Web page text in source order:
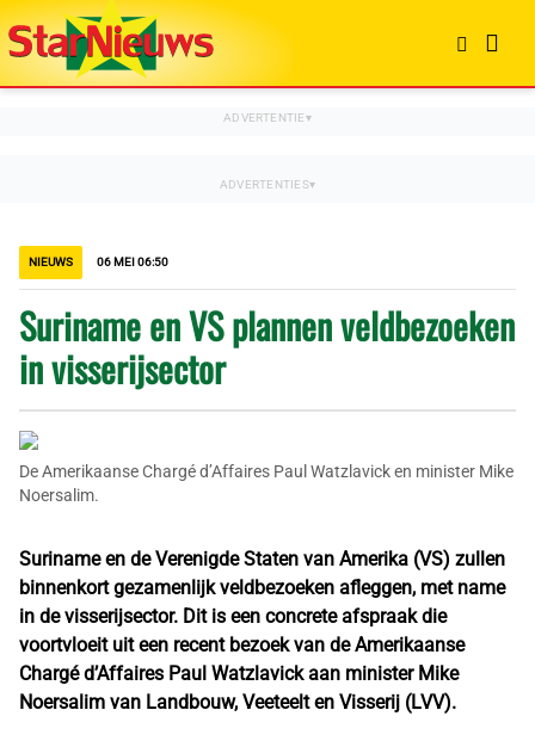
NIEUWS 06 MEI 06:50
Suriname en VS plannen veldbezoeken
in visserijsector
De Amerikaanse Chargé d’Affaires Paul Watzlavick en minister Mike
Noersalim.
Suriname en de Verenigde Staten van Amerika (VS) zullen
binnenkort gezamenlijk veldbezoeken afleggen, met name
in de visserijsector. Dit is een concrete afspraak die
voortvloeit uit een recent bezoek van de Amerikaanse
Chargé d’Affaires Paul Watzlavick aan minister Mike
Noersalim van Landbouw, Veeteelt en Visserij (LVV).